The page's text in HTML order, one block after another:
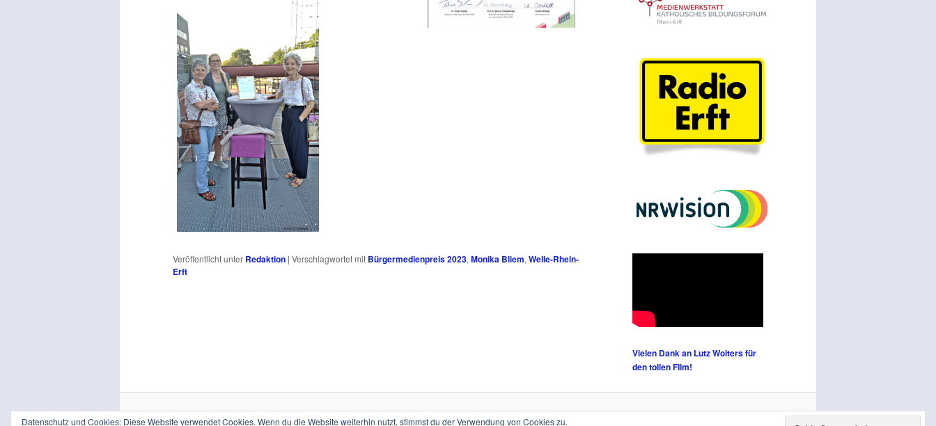
Veröffentlicht unter Redaktion | Verschlagwortet mit Bürgermedienpreis 2023,Monika Bliem,Welle-Rhein-
Erft
Vielen Dank an Lutz Wolters für
den tollen Film!
Stolz präsentiert von WordPress
Datenschutz und Cookies: Diese Website verwendet Cookies. Wenn du die Website weiterhin nutzt, stimmst du der Verwendung von Cookies zu.